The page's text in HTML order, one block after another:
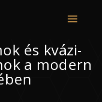
és kvázi-
a modern